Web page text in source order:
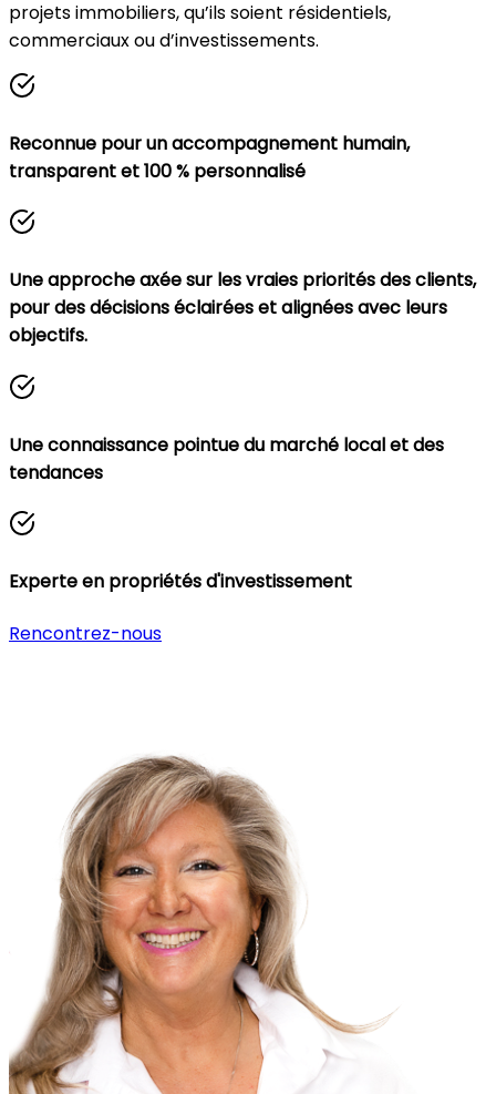
projets immobiliers, qu’ils soient résidentiels,
commerciaux ou d’investissements.
Reconnue pour un accompagnement humain,
transparent et 100 % personnalisé
Une approche axée sur les vraies priorités des clients,
pour des décisions éclairées et alignées avec leurs
objectifs.
Une connaissance pointue du marché local et des
tendances
Experte en propriétés d'investissement
Rencontrez-nous